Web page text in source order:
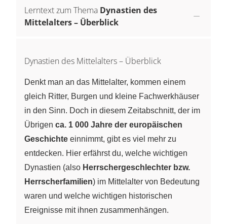
Lerntext zum Thema Dynastien des
Mittelalters – Überblick
Dynastien des Mittelalters – Überblick
Denkt man an das Mittelalter, kommen einem
gleich Ritter, Burgen und kleine Fachwerkhäuser
in den Sinn. Doch in diesem Zeitabschnitt, der im
Übrigen ca. 1 000 Jahre der europäischen
Geschichte einnimmt, gibt es viel mehr zu
entdecken. Hier erfährst du, welche wichtigen
Dynastien (also Herrschergeschlechter bzw.
Herrscherfamilien) im Mittelalter von Bedeutung
waren und welche wichtigen historischen
Ereignisse mit ihnen zusammenhängen.